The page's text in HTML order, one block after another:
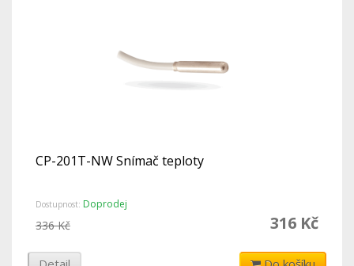
CP-201T-NW Snímač teploty
Dostupnost: Doprodej
316 Kč
336 Kč